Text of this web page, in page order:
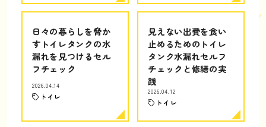
日々の暮らしを脅か
すトイレタンクの水
漏れを見つけるセル
フチェック
2026.04.14
トイレ
見えない出費を食い
止めるためのトイレ
タンク水漏れセルフ
チェックと修繕の実
践
2026.04.12
トイレ